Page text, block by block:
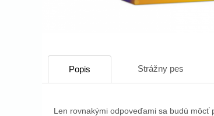
Popis Strážny pes
Len rovnakými odpoveďami sa budú